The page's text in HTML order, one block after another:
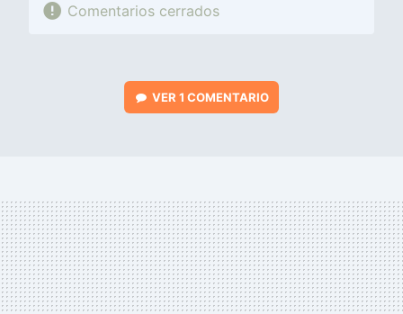
Comentarios cerrados
VER 1 COMENTARIO